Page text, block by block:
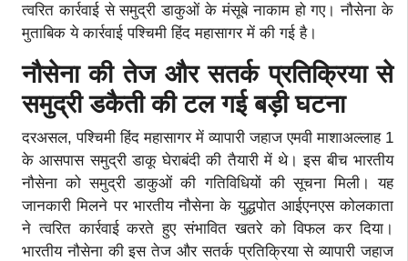
त्वरित कार्रवाई से समुद्री डाकुओं के मंसूबे नाकाम हो गए। नौसेना के
मुताबिक ये कार्रवाई पश्चिमी हिंद महासागर में की गई है।
नौसेना की तेज और सतर्क प्रतिक्रिया से
समुद्री डकैती की टल गई बड़ी घटना
दरअसल, पश्चिमी हिंद महासागर में व्यापारी जहाज एमवी माशाअल्लाह 1
के आसपास समुद्री डाकू घेराबंदी की तैयारी में थे। इस बीच भारतीय
नौसेना को समुद्री डाकुओं की गतिविधियों की सूचना मिली। यह
जानकारी मिलने पर भारतीय नौसेना के युद्धपोत आईएनएस कोलकाता
ने त्वरित कार्रवाई करते हुए संभावित खतरे को विफल कर दिया।
भारतीय नौसेना की इस तेज और सतर्क प्रतिक्रिया से व्यापारी जहाज